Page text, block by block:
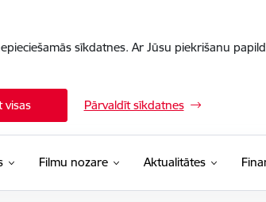
sīkdatnes. Ar Jūsu piekrišanu
visas Pārvaldīt sīkdatnes
Filmu nozare Aktualitātes